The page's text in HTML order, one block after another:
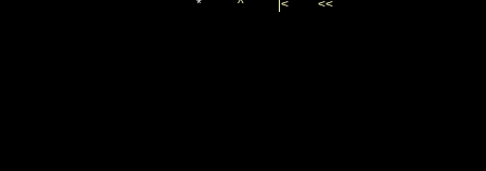
* ^ |< <<